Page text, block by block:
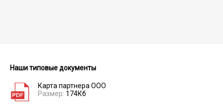
Наши типовые документы
Карта партнера ООО
Размер: 174Кб